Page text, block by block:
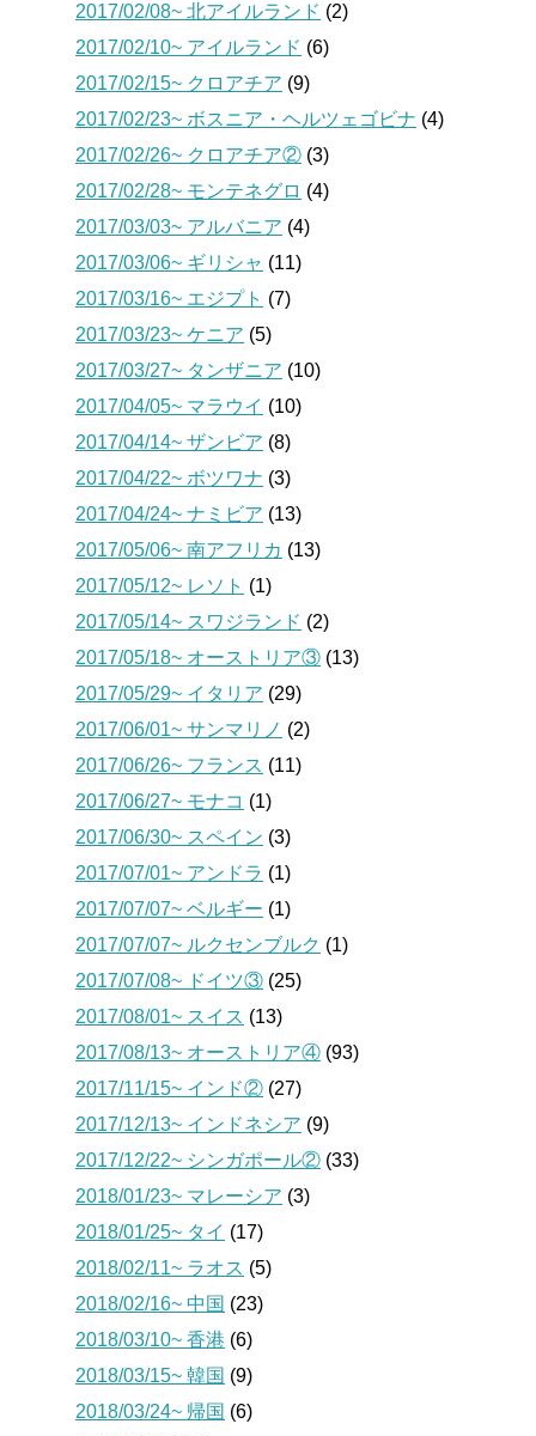
2017/02/08~ 北アイルランド (2)
2017/02/10~ アイルランド (6)
2017/02/15~ クロアチア (9)
2017/02/23~ ボスニア・ヘルツェゴビナ (4)
2017/02/26~ クロアチア② (3)
2017/02/28~ モンテネグロ (4)
2017/03/03~ アルバニア (4)
2017/03/06~ ギリシャ (11)
2017/03/16~ エジプト (7)
2017/03/23~ ケニア (5)
2017/03/27~ タンザニア (10)
2017/04/05~ マラウイ (10)
2017/04/14~ ザンビア (8)
2017/04/22~ ボツワナ (3)
2017/04/24~ ナミビア (13)
2017/05/06~ 南アフリカ (13)
2017/05/12~ レソト (1)
2017/05/14~ スワジランド (2)
2017/05/18~ オーストリア③ (13)
2017/05/29~ イタリア (29)
2017/06/01~ サンマリノ (2)
2017/06/26~ フランス (11)
2017/06/27~ モナコ (1)
2017/06/30~ スペイン (3)
2017/07/01~ アンドラ (1)
2017/07/07~ ベルギー (1)
2017/07/07~ ルクセンブルク (1)
2017/07/08~ ドイツ③ (25)
2017/08/01~ スイス (13)
2017/08/13~ オーストリア④ (93)
2017/11/15~ インド② (27)
2017/12/13~ インドネシア (9)
2017/12/22~ シンガポール② (33)
2018/01/23~ マレーシア (3)
2018/01/25~ タイ (17)
2018/02/11~ ラオス (5)
2018/02/16~ 中国 (23)
2018/03/10~ 香港 (6)
2018/03/15~ 韓国 (9)
2018/03/24~ 帰国 (6)